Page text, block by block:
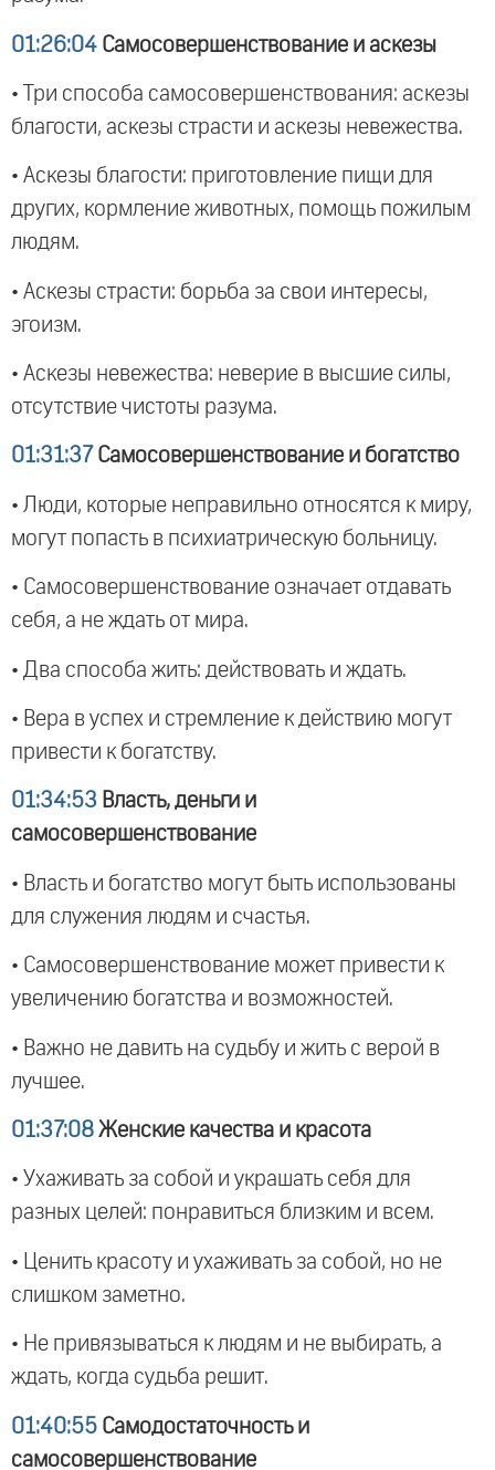
01:26:04 Самосовершенствование и аскезы
• Три способа самосовершенствования: аскезы
благости, аскезы страсти и аскезы невежества.
• Аскезы благости: приготовление пищи для
других, кормление животных, помощь пожилым
людям.
• Аскезы страсти: борьба за свои интересы,
эгоизм.
• Аскезы невежества: неверие в высшие силы,
отсутствие чистоты разума.
01:31:37 Самосовершенствование и богатство
• Люди, которые неправильно относятся к миру,
могут попасть в психиатрическую больницу.
• Самосовершенствование означает отдавать
себя, а не ждать от мира.
• Два способа жить: действовать и ждать.
• Вера в успех и стремление к действию могут
привести к богатству.
01:34:53 Власть, деньги и
самосовершенствование
• Власть и богатство могут быть использованы
для служения людям и счастья.
• Самосовершенствование может привести к
увеличению богатства и возможностей.
• Важно не давить на судьбу и жить с верой в
лучшее.
01:37:08 Женские качества и красота
• Ухаживать за собой и украшать себя для
разных целей: понравиться близким и всем.
• Ценить красоту и ухаживать за собой, но не
слишком заметно.
• Не привязываться к людям и не выбирать, а
ждать, когда судьба решит.
01:40:55 Самодостаточность и
самосовершенствование